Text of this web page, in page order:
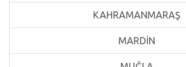
KAHRAMANMARAŞ
MARDİN